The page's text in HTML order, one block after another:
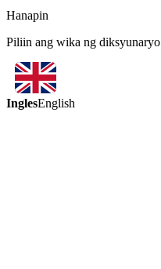
Hanapin
Piliin ang wika ng diksyunaryo
InglesEnglish